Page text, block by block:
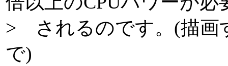
> されるのです。(描画
で)